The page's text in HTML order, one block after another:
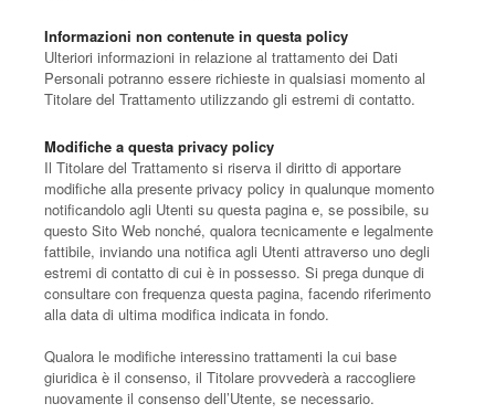
Informazioni non contenute in questa policy
Ulteriori informazioni in relazione al trattamento dei Dati
Personali potranno essere richieste in qualsiasi momento al
Titolare del Trattamento utilizzando gli estremi di contatto.
Modifiche a questa privacy policy
Il Titolare del Trattamento si riserva il diritto di apportare
modifiche alla presente privacy policy in qualunque momento
notificandolo agli Utenti su questa pagina e, se possibile, su
questo Sito Web nonché, qualora tecnicamente e legalmente
fattibile, inviando una notifica agli Utenti attraverso uno degli
estremi di contatto di cui è in possesso. Si prega dunque di
consultare con frequenza questa pagina, facendo riferimento
alla data di ultima modifica indicata in fondo.
Qualora le modifiche interessino trattamenti la cui base
giuridica è il consenso, il Titolare provvederà a raccogliere
nuovamente il consenso dell’Utente, se necessario.